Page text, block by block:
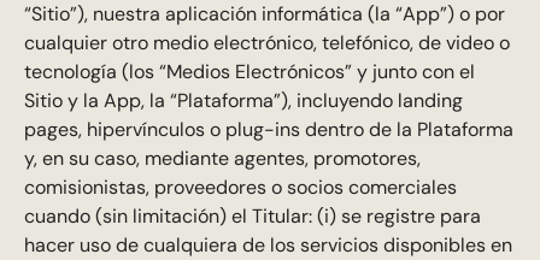
“Sitio”), nuestra aplicación informática (la “App”) o por
cualquier otro medio electrónico, telefónico, de video o
tecnología (los “Medios Electrónicos” y junto con el
Sitio y la App, la “Plataforma”), incluyendo landing
pages, hipervínculos o plug-ins dentro de la Plataforma
y, en su caso, mediante agentes, promotores,
comisionistas, proveedores o socios comerciales
cuando (sin limitación) el Titular: (i) se registre para
hacer uso de cualquiera de los servicios disponibles en